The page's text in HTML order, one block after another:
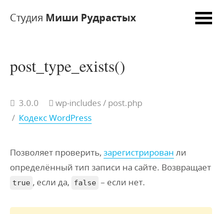
Студия Миши Рудрастых
post_type_exists()
3.0.0
wp-includes / post.php
/ Кодекс WordPress
Позволяет проверить, зарегистрирован ли
определённый тип записи на сайте. Возвращает
true , если да, false – если нет.